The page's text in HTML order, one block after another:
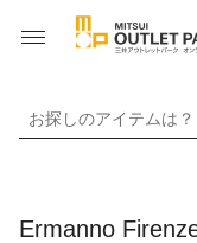
お探しのアイテムは？
Ermanno